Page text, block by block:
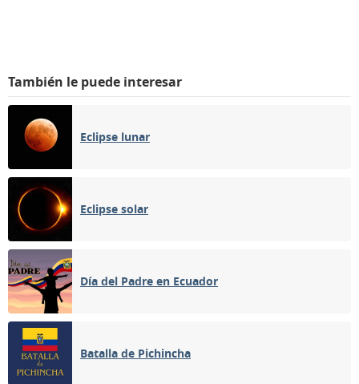
También le puede interesar
Eclipse lunar
Eclipse solar
Día del Padre en Ecuador
Batalla de Pichincha